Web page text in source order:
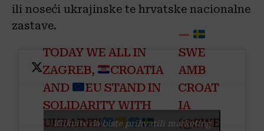
ili noseći ukrajinske te hrvatske nacionalne
zastave.
TODAY WE ALL IN
ZAGREB,
CROATIA
AND
EU STAND IN
SOLIDARITY WITH
UKRAINE!
—
SWE
AMB
CROAT
IA
(@SWE
Kliknite da biste prihvatili marketing